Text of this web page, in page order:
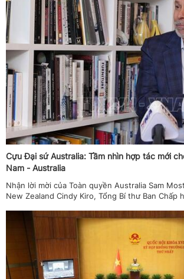
Cựu Đại sứ Australia: Tầm nhìn hợp tác mới
Nam - Australia
Nhận lời mời của Toàn quyền Australia Sam
New Zealand Cindy Kiro, Tổng Bí thư Ban Chấp